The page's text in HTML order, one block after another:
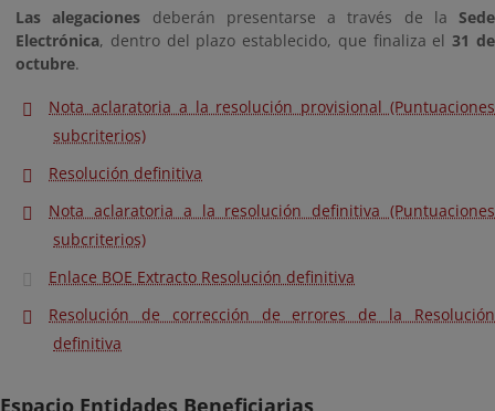
Las alegaciones deberán presentarse a través de la Sede
Electrónica, dentro del plazo establecido, que finaliza el31 de
octubre.
Nota aclaratoria a la resolución provisional (Puntuaciones
subcriterios)
Resolución definitiva
Nota aclaratoria a la resolución definitiva (Puntuaciones
subcriterios)
Enlace BOE Extracto Resolución definitiva
Resolución de corrección de errores de la Resolución
definitiva
Espacio Entidades Beneficiarias